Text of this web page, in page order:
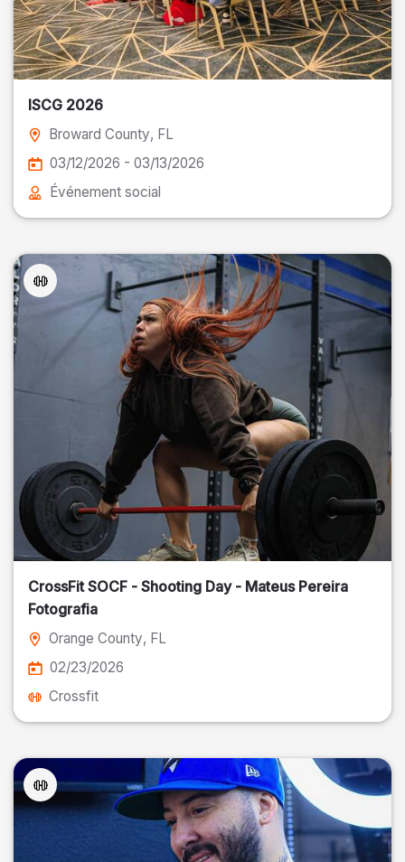
ISCG 2026
Broward County, FL
03/12/2026 - 03/13/2026
Événement social
CrossFit SOCF - Shooting Day - Mateus Pereira
Fotografia
Orange County, FL
02/23/2026
Crossfit